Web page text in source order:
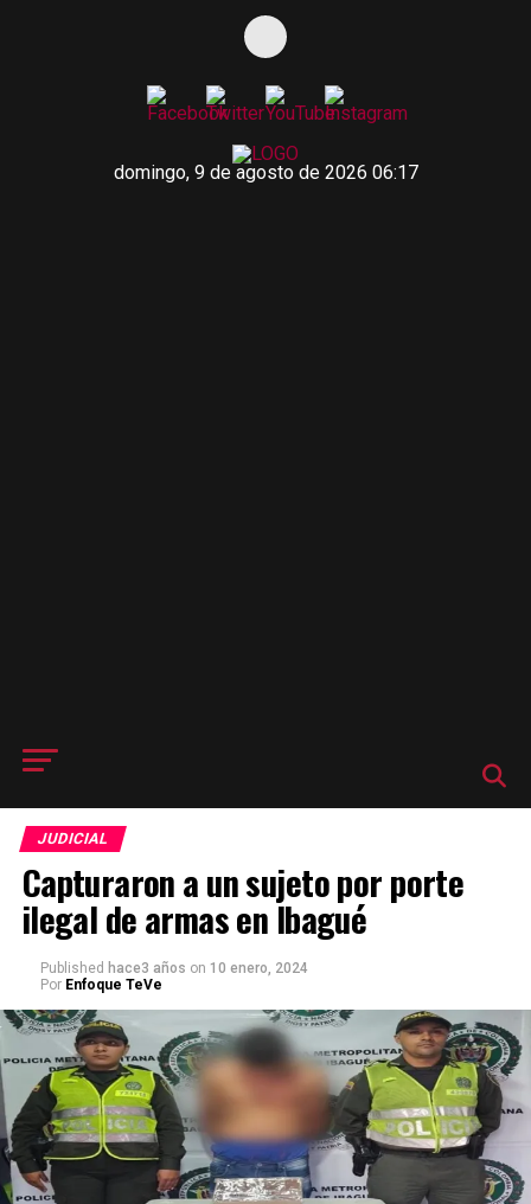
domingo, 9 de agosto de 2026 06:17
JUDICIAL
Capturaron a un sujeto por porte
ilegal de armas en Ibagué
Published hace3 años on 10 enero, 2024
Por Enfoque TeVe